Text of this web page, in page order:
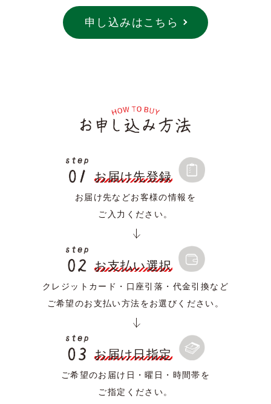
申し込みはこちら
お届け先登録
お届け先などお客様の情報を
ご入力ください。
お支払い選択
クレジットカード・口座引落・代金引換など
ご希望のお支払い方法をお選びください。
お届け日指定
ご希望のお届け日・曜日・時間帯を
ご指定ください。